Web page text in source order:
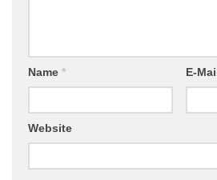
Name * E-
Website